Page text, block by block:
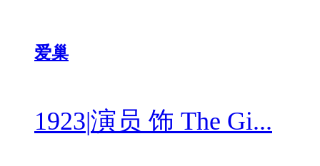
爱巢
1923|演员 饰 The Gi...